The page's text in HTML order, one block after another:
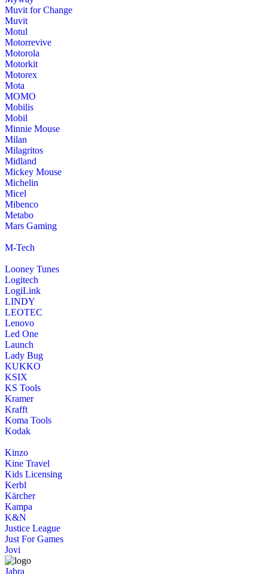
Muvit for Change
Muvit
Motul
Motorrevive
Motorola
Motorkit
Motorex
Mota
MOMO
Mobilis
Mobil
Minnie Mouse
Milan
Milagritos
Midland
Mickey Mouse
Michelin
Micel
Mibenco
Metabo
Mars Gaming
M-Tech
Looney Tunes
Logitech
LogiLink
LINDY
LEOTEC
Lenovo
Led One
Launch
Lady Bug
KUKKO
KSIX
KS Tools
Kramer
Krafft
Koma Tools
Kodak
Kinzo
Kine Travel
Kids Licensing
Kerbl
Kärcher
Kampa
K&N
Justice League
Just For Games
Jovi
Jabra